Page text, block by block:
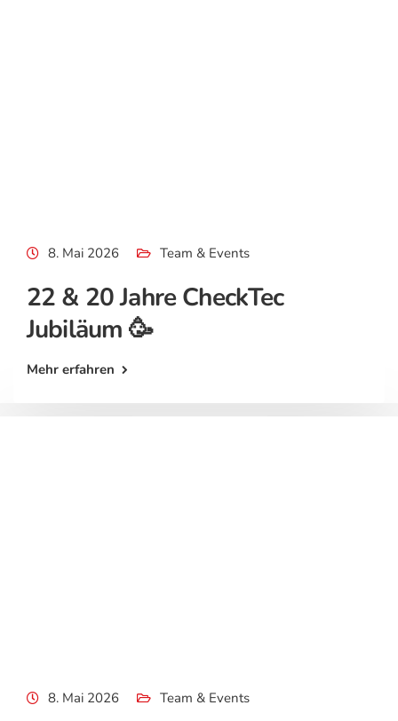
8. Mai 2026 Team & Events
22 & 20 Jahre CheckTec
Jubiläum 🥳
Mehr erfahren
8. Mai 2026 Team & Events